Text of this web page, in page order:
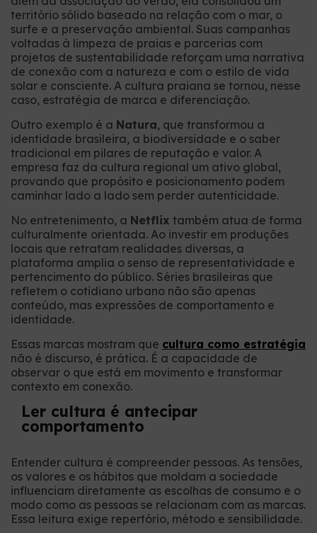
território sólido baseado na relação com o mar, o
surfe e a preservação ambiental. Suas campanhas
voltadas à limpeza de praias e parcerias com
projetos de sustentabilidade reforçam uma narrativa
de conexão com a natureza e com o estilo de vida
solar e consciente. A cultura praiana se tornou, nesse
caso, estratégia de marca e diferenciação.
Outro exemplo é a Natura, que transformou a
identidade brasileira, a biodiversidade e o saber
tradicional em pilares de reputação e valor. A
empresa faz da cultura regional um ativo global,
provando que propósito e posicionamento podem
caminhar lado a lado sem perder autenticidade.
No entretenimento, a Netflix também atua de forma
culturalmente orientada. Ao investir em produções
locais que retratam realidades diversas, a
plataforma amplia o senso de representatividade e
pertencimento do público. Séries brasileiras que
refletem o cotidiano urbano não são apenas
conteúdo, mas expressões de comportamento e
identidade.
Essas marcas mostram que cultura como estratégia
não é discurso, é prática. É a capacidade de
observar o que está em movimento e transformar
contexto em conexão.
Ler cultura é antecipar
comportamento
Entender cultura é compreender pessoas. As tensões,
os valores e os hábitos que moldam a sociedade
influenciam diretamente as escolhas de consumo e o
modo como as pessoas se relacionam com as marcas.
Essa leitura exige repertório, método e sensibilidade.